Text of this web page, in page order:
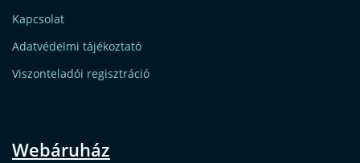
Kapcsolat
Adatvédelmi tájékoztató
Viszonteladói regisztráció
Webáruház